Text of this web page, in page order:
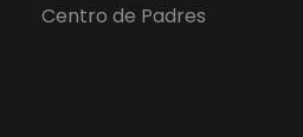
Centro de Padres